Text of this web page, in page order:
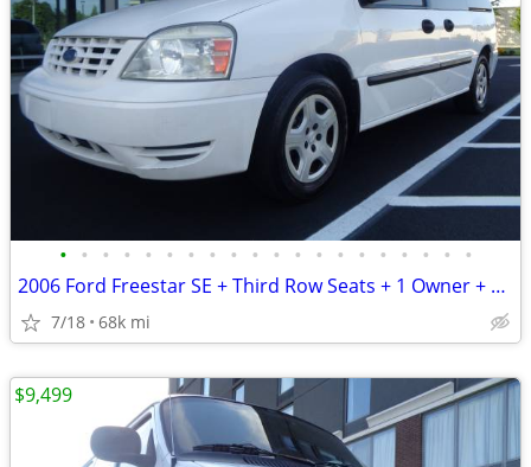
• • • • • • • • • • • • • • • • • • • •
2006 Ford Freestar SE + Third Row Seats + 1 Owner + 68,000 Miles
7/18 68k mi
$9,499